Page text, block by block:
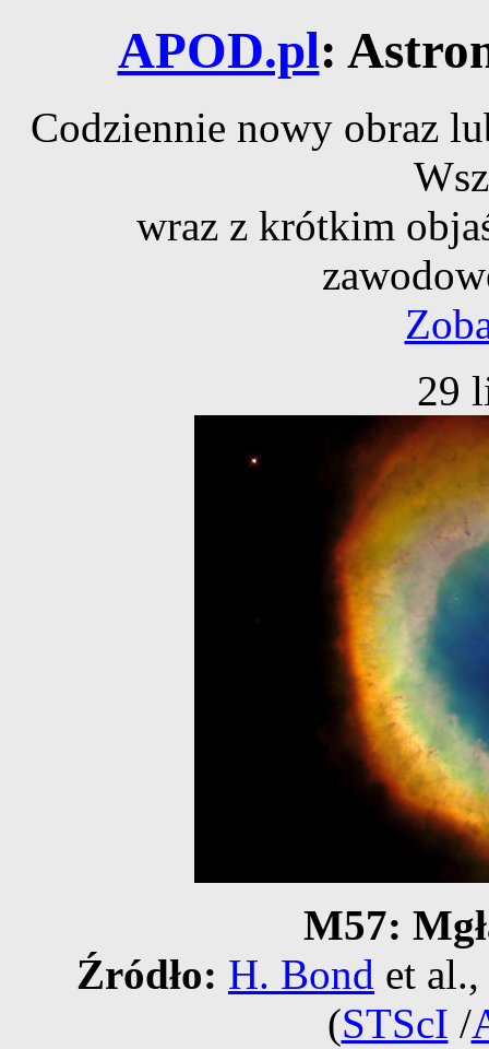
APOD.pl:
Codziennie nowy obraz
wraz z krótkim
29
M57:
Źródło: H. Bond et al.,
(STScI /